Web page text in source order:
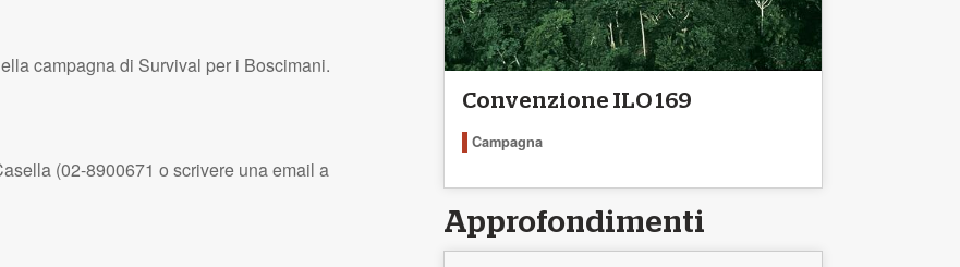
campagna di Survival per i Boscimani.
(02-8900671 o scrivere una email a
Convenzione ILO 169
Campagna
Approfondimenti